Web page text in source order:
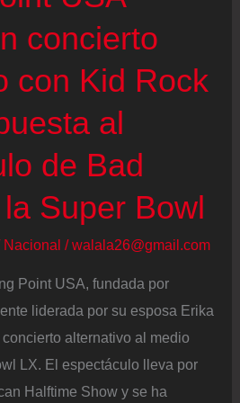
concierto
con Kid Rock
al
de Bad
Super Bowl
Nacional /walala26@gmail.com
Point USA, fundada por
liderada por su esposa Erika
alternativo al medio
LX. El espectáculo lleva por
Halftime Show y se ha